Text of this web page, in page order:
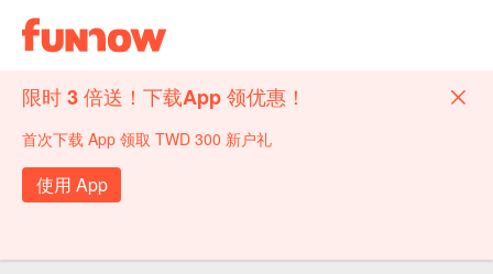
限时 3 倍送！下载App 领优惠！
首次下载 App 领取 TWD 300 新户礼
使用 App